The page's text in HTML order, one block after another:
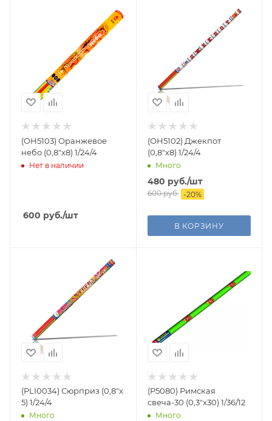
(ОН5103) Оранжевое
небо (0,8"х8) 1/24/4
Нет в наличии
600 руб./шт
(ОН5102) Джекпот
(0,8"х8) 1/24/4
Много
480 руб./шт
600руб. -20%
В КОРЗИНУ
(PLI0034) Сюрприз (0,8"х
5) 1/24/4
Много
(Р5080) Римская
свеча-30 (0,3"x30) 1/36/12
Много